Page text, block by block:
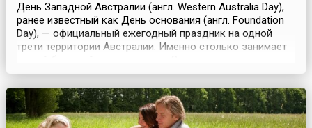
День Западной Австралии (англ. Western Australia Day),
ранее известный как День основания (англ. Foundation
Day), — официальный ежегодный праздник на одной
трети территории Австралии. Именно столько занимает
Австралия.Официально День основания отмечается
здесь 1 июня, но, по традиции, праздничные
мероприятия и выходной приходятся на первый
понедельник июня....